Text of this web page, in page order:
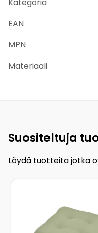
EAN
MPN
Materiaali
Suositeltuja
Löydä tuotteita jotka